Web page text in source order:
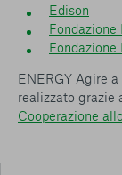
Edison
Fondazione
Fondazione
ENERGY Agire
realizzato grazie
Cooperazione